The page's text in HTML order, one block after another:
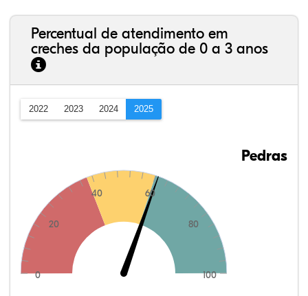
Percentual de atendimento em
creches da população de 0 a 3 anos
2022 2023 2024 2025
0
20
40 60
80
100
Pedras